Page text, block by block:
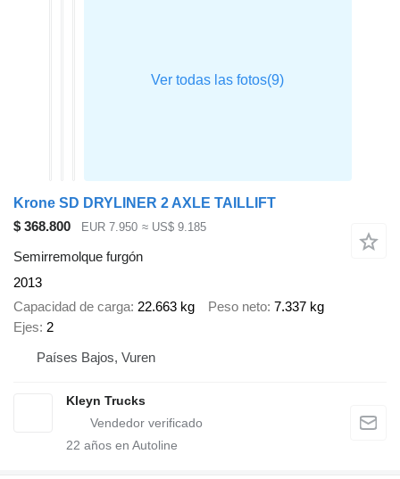
Krone SD DRYLINER 2 AXLE TAILLIFT
$ 368.800
EUR 7.950 ≈ US$ 9.185
Semirremolque furgón
2013
Capacidad de carga 22.663 kg Peso neto 7.337 kg
Ejes 2
Países Bajos, Vuren
Kleyn Trucks
22 años en Autoline